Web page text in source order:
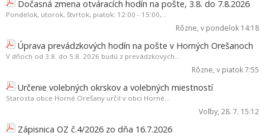
Dočasná zmena otváracích hodín na pošte, 3.8. do 7.8.2026
Pondelok, utorok, štvrtok, piatok: 12:00 - 15:00,...
Rôzne, v pondelok 14:18
Úprava prevádzkových hodín na pošte v Horných Orešanoch
V dňoch od 3.8. do 5.8. 2026 budú z prevádzkových...
Rôzne, v piatok 7:55
Určenie volebných okrskov a volebných miestností
Starosta obce Horné Orešany určil v obci Horné...
Voľby, 28. 7. 15:12
Zápisnica OZ č.4/2026 zo dňa 16.7.2026